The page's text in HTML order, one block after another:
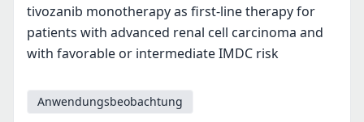
tivozanib monotherapy as first-line therapy for
patients with advanced renal cell carcinoma and
with favorable or intermediate IMDC risk
Anwendungsbeobachtung